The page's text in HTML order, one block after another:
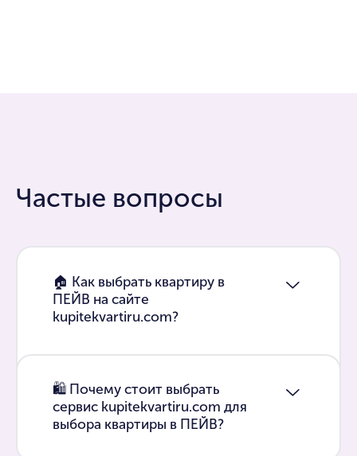
Частые вопросы
🏠 Как выбрать квартиру в
ПЕЙВ на сайте
kupitekvartiru.com?
🛍 Почему стоит выбрать
сервис kupitekvartiru.com для
выбора квартиры в ПЕЙВ?